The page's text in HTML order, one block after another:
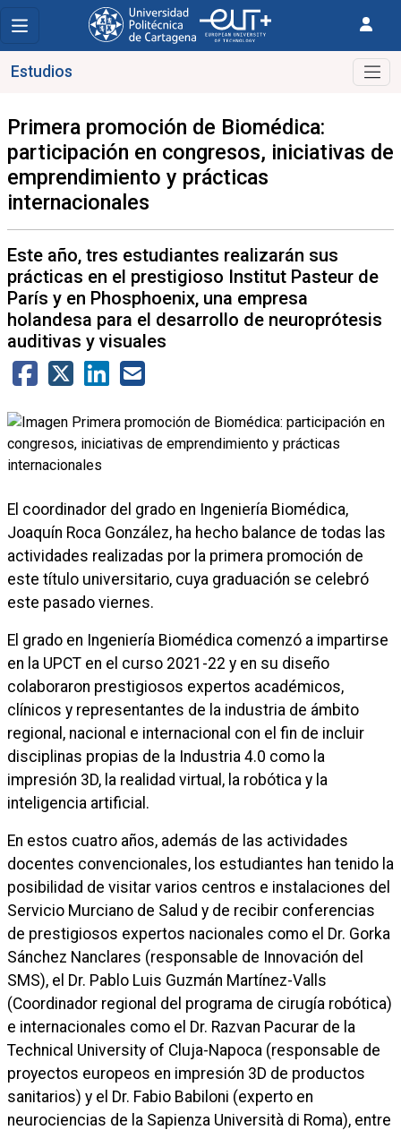
Estudios
Primera promoción de Biomédica:
participación en congresos, iniciativas de
emprendimiento y prácticas
internacionales
Este año, tres estudiantes realizarán sus
prácticas en el prestigioso Institut Pasteur de
París y en Phosphoenix, una empresa
holandesa para el desarrollo de neuroprótesis
auditivas y visuales
El coordinador del grado en Ingeniería Biomédica,
Joaquín Roca González, ha hecho balance de todas las
actividades realizadas por la primera promoción de
este título universitario, cuya graduación se celebró
este pasado viernes.
El grado en Ingeniería Biomédica comenzó a impartirse
en la UPCT en el curso 2021-22 y en su diseño
colaboraron prestigiosos expertos académicos,
clínicos y representantes de la industria de ámbito
regional, nacional e internacional con el fin de incluir
disciplinas propias de la Industria 4.0 como la
impresión 3D, la realidad virtual, la robótica y la
inteligencia artificial.
En estos cuatro años, además de las actividades
docentes convencionales, los estudiantes han tenido la
posibilidad de visitar varios centros e instalaciones del
Servicio Murciano de Salud y de recibir conferencias
de prestigiosos expertos nacionales como el Dr. Gorka
Sánchez Nanclares (responsable de Innovación del
SMS), el Dr. Pablo Luis Guzmán Martínez-Valls
(Coordinador regional del programa de cirugía robótica)
e internacionales como el Dr. Razvan Pacurar de la
Technical University of Cluja-Napoca (responsable de
proyectos europeos en impresión 3D de productos
sanitarios) y el Dr. Fabio Babiloni (experto en
neurociencias de la Sapienza Università di Roma), entre